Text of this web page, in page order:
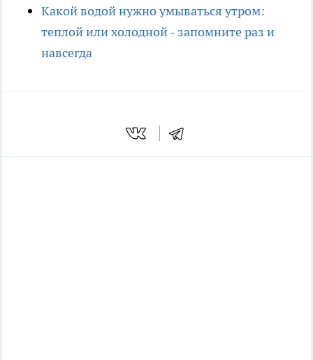
Какой водой нужно умываться утром:
теплой или холодной - запомните раз и
навсегда